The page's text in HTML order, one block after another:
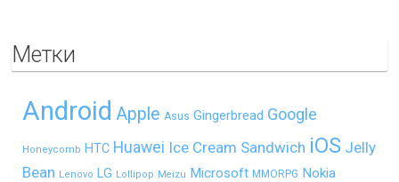
Метки
Android Apple Asus Gingerbread Google
Honeycomb HTC Huawei Ice Cream Sandwich iOS Jelly
Bean Lenovo LG Lollipop Meizu Microsoft MMORPG Nokia